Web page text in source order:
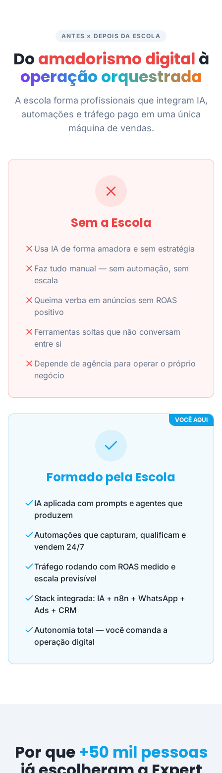
ANTES × DEPOIS DA ESCOLA
Do amadorismo digital à
operação orquestrada
A escola forma profissionais que integram IA,
automações e tráfego pago em uma única
máquina de vendas.
Sem a Escola
Usa IA de forma amadora e sem estratégia
Faz tudo manual — sem automação, sem
escala
Queima verba em anúncios sem ROAS
positivo
Ferramentas soltas que não conversam
entre si
Depende de agência para operar o próprio
negócio
VOCÊ AQUI
Formado pela Escola
IA aplicada com prompts e agentes que
produzem
Automações que capturam, qualificam e
vendem 24/7
Tráfego rodando com ROAS medido e
escala previsível
Stack integrada: IA + n8n + WhatsApp +
Ads + CRM
Autonomia total — você comanda a
operação digital
Por que +50 mil pessoas